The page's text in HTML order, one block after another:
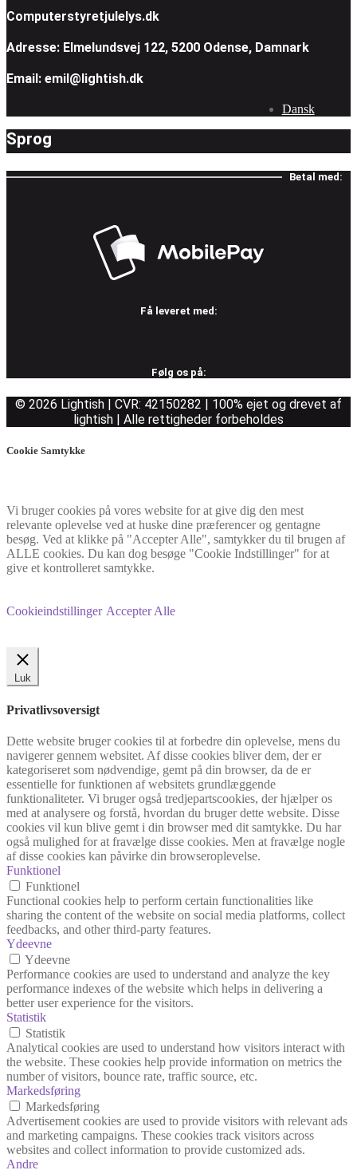
Computerstyretjulelys.dk
Adresse: Elmelundsvej 122, 5200 Odense, Damnark
Email: emil@lightish.dk
Sprog
Dansk
Betal med:
Få leveret med:
Følg os på:
© 2026 Lightish | CVR: 42150282 | 100% ejet og drevet af
lightish | Alle rettigheder forbeholdes
Cookie Samtykke
Vi bruger cookies på vores website for at give dig den mest
relevante oplevelse ved at huske dine præferencer og gentagne
besøg. Ved at klikke på "Accepter Alle", samtykker du til brugen af
ALLE cookies. Du kan dog besøge "Cookie Indstillinger" for at
give et kontrolleret samtykke.
Cookieindstillinger Accepter Alle
Luk
Privatlivsoversigt
Dette website bruger cookies til at forbedre din oplevelse, mens du
navigerer gennem websitet. Af disse cookies bliver dem, der er
kategoriseret som nødvendige, gemt på din browser, da de er
essentielle for funktionen af websitets grundlæggende
funktionaliteter. Vi bruger også tredjepartscookies, der hjælper os
med at analysere og forstå, hvordan du bruger dette website. Disse
cookies vil kun blive gemt i din browser med dit samtykke. Du har
også mulighed for at fravælge disse cookies. Men at fravælge nogle
af disse cookies kan påvirke din browseroplevelse.
Funktionel
Funktionel
Functional cookies help to perform certain functionalities like
sharing the content of the website on social media platforms, collect
feedbacks, and other third-party features.
Ydeevne
Ydeevne
Performance cookies are used to understand and analyze the key
performance indexes of the website which helps in delivering a
better user experience for the visitors.
Statistik
Statistik
Analytical cookies are used to understand how visitors interact with
the website. These cookies help provide information on metrics the
number of visitors, bounce rate, traffic source, etc.
Markedsføring
Markedsføring
Advertisement cookies are used to provide visitors with relevant ads
and marketing campaigns. These cookies track visitors across
websites and collect information to provide customized ads.
Andre